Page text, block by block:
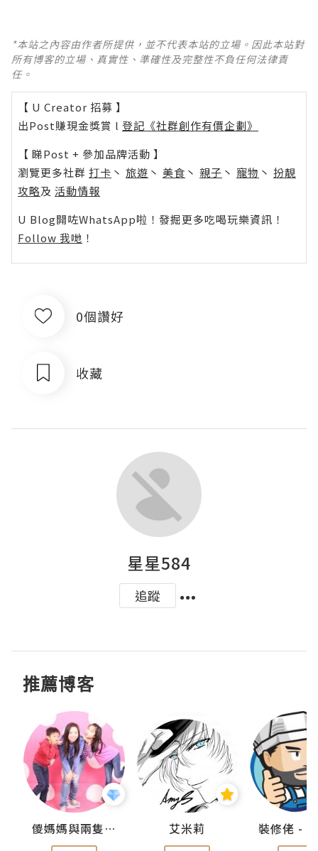
*本站之內容由作者所提供，並不代表本站的立場。因此本站對
所有博客的立場、真實性、準確性及完整性不負任何法律責
任。
【 U Creator 招募 】
出Post賺現金獎賞 l 登記《社群創作有價企劃》
【 睇Post + 參加品牌活動 】
瀏覽更多社群 打卡 丶 旅遊 丶 美食 丶 親子 丶 寵物 丶 扮靚
攻略及 活動情報
U Blog開咗WhatsApp啦！發掘更多吃喝玩樂資訊！
Follow 我哋 ！
0個讚好
收藏
星星584
追蹤
推薦博客
儍媽媽與兩隻小魔怪之家 艾米莉